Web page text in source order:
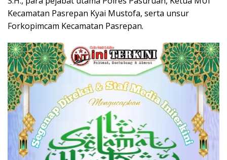
Kecamatan Pasrepan Kyai Mustofa, serta unsur
Forkopimcam Kecamatan Pasrepan.